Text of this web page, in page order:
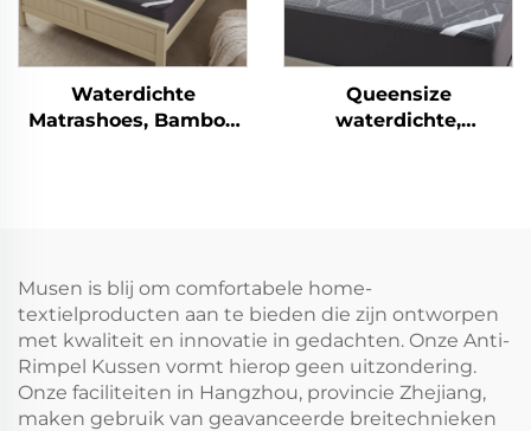
Waterdichte
Matrashoes, Bamboe
voor Slaapkamer,
Hotel (Grijs)
Queensize
waterdichte,
slaapkamer, hotel
(grijs)
Musen is blij om comfortabele home-
textielproducten aan te bieden die zijn ontworpen
met kwaliteit en innovatie in gedachten. Onze Anti-
Rimpel Kussen vormt hierop geen uitzondering.
Onze faciliteiten in Hangzhou, provincie Zhejiang,
maken gebruik van geavanceerde breitechnieken